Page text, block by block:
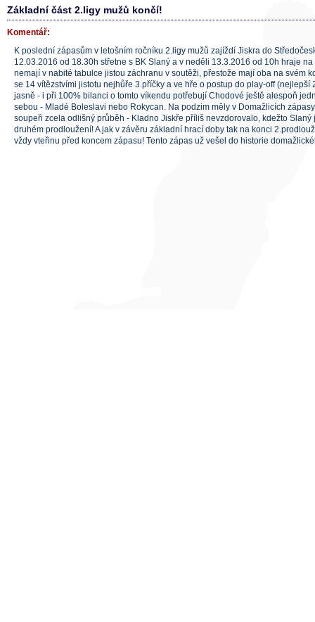
Základní část 2.ligy mužů končí!
Komentář:
K poslední zápasům v letošním ročníku 2.ligy mužů zajíždí Jiskra do
12.03.2016 od 18.30h střetne s BK Slaný a v neděli 13.3.2016 od 10h hraje
nemají v nabité tabulce jistou záchranu v soutěži, přestože mají oba na svém
se 14 vítězstvími jistotu nejhůře 3.příčky a ve hře o postup do play-off (nejlepší
jasně - i při 100% bilanci o tomto víkendu potřebují Chodové ještě alespoň
sebou - Mladé Boleslavi nebo Rokycan. Na podzim měly v Domažlicích
soupeři zcela odlišný průběh - Kladno Jiskře příliš nevzdorovalo, kdežto Slaný
druhém prodloužení! A jak v závěru základní hrací doby tak na konci
vždy vteřinu před koncem zápasu! Tento zápas už vešel do historie